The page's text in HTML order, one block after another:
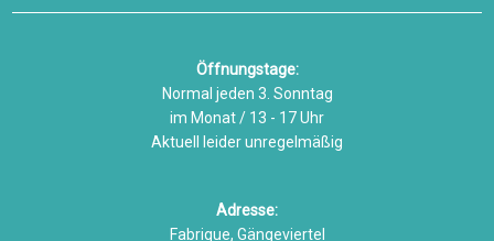
Öffnungstage:
Normal jeden 3. Sonntag
im Monat / 13 - 17 Uhr
Aktuell leider unregelmäßig
Adresse:
Fabrique, Gängeviertel